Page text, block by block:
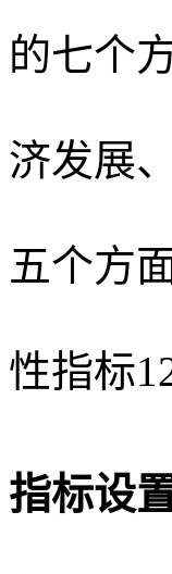
的七个
济发展
五个方
性指标
指标设